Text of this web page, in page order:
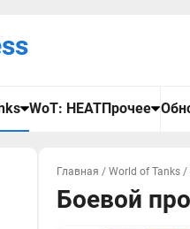
WoT: HEATПрочее
Главная / World of Tanks /
Боевой